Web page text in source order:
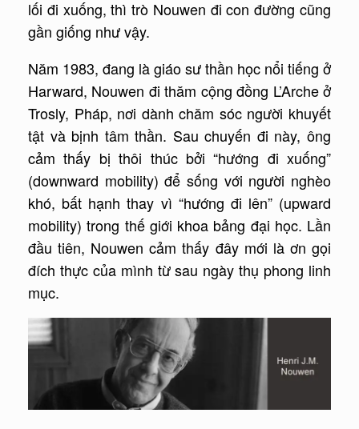
lối đi xuống, thì trò Nouwen đi con đường cũng
gần giống như vậy.
Năm 1983, đang là giáo sư thần học nổi tiếng ở
Harward, Nouwen đi thăm cộng đồng L’Arche ở
Trosly, Pháp, nơi dành chăm sóc người khuyết
tật và bịnh tâm thần. Sau chuyến đi này, ông
cảm thấy bị thôi thúc bởi “hướng đi xuống”
(downward mobility) để sống với người nghèo
khó, bất hạnh thay vì “hướng đi lên” (upward
mobility) trong thế giới khoa bảng đại học. Lần
đầu tiên, Nouwen cảm thấy đây mới là ơn gọi
đích thực của mình từ sau ngày thụ phong linh
mục.